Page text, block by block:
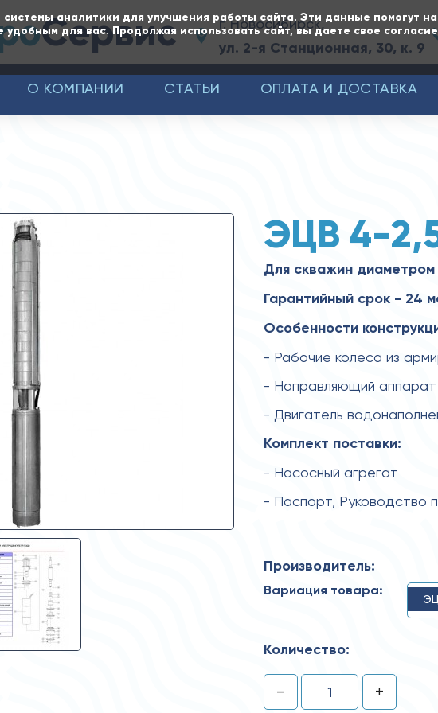
аналитики для улучшения работы сайта. Эти данные помогут
удобным для вас. Продолжая использовать сайт, вы даете свое
Сервис г. Новосибирск,
ул. 2-я Станционная, 30, к. 9
О КОМПАНИИ СТАТЬИ ОПЛАТА И ДОСТАВКА
ЭЦВ 4-
Для скважин
Гарантийный срок - 24
Особенности
- Рабочие колеса из
- Направляющий аппарат
- Двигатель
Комплект поставки:
- Насосный агрегат
- Паспорт, Руководство
Производитель:
Вариация товара:
Количество:
- +